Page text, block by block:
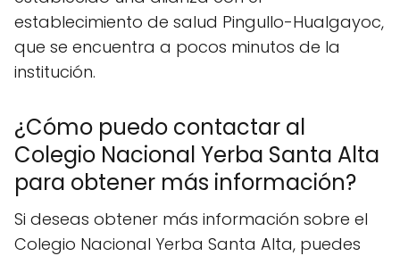
establecimiento de salud Pingullo-Hualgayoc,
que se encuentra a pocos minutos de la
institución.
¿Cómo puedo contactar al
Colegio Nacional Yerba Santa Alta
para obtener más información?
Si deseas obtener más información sobre el
Colegio Nacional Yerba Santa Alta, puedes